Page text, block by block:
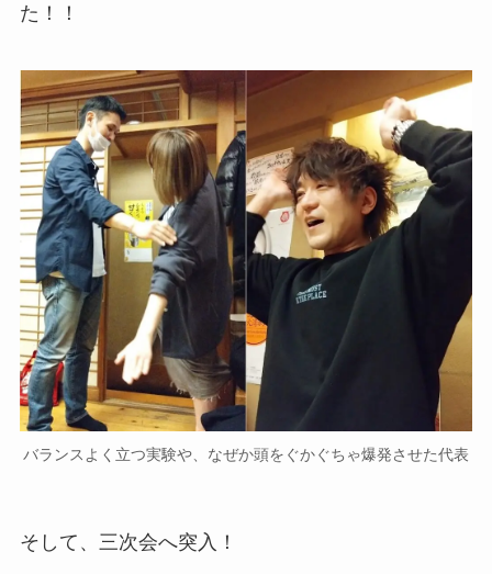
た！！
バランスよく立つ実験や、なぜか頭をぐかぐちゃ爆発させた代表
そして、三次会へ突入！